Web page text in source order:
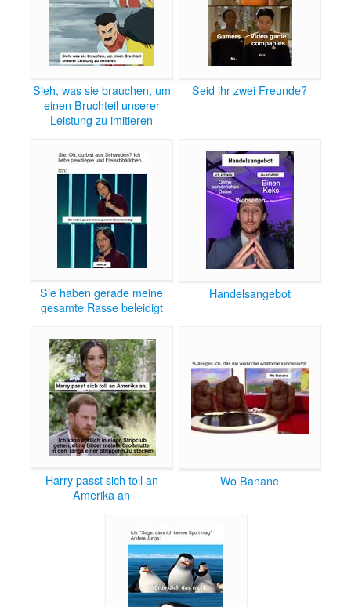
Sieh, was sie brauchen, um
einen Bruchteil unserer
Leistung zu imitieren
Seid ihr zwei Freunde?
Sie haben gerade meine
gesamte Rasse beleidigt
Handelsangebot
Harry passt sich toll an
Amerika an
Wo Banane